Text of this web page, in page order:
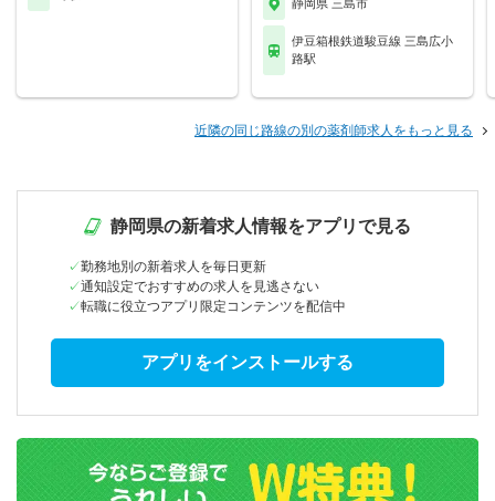
静岡県 三島市
伊豆箱根鉄道駿豆線 三島広小
路駅
近隣の同じ路線の別の薬剤師求人をもっと見る
静岡県の新着求人情報をアプリで見る
勤務地別の新着求人を毎日更新
通知設定でおすすめの求人を見逃さない
転職に役立つアプリ限定コンテンツを配信中
アプリをインストールする